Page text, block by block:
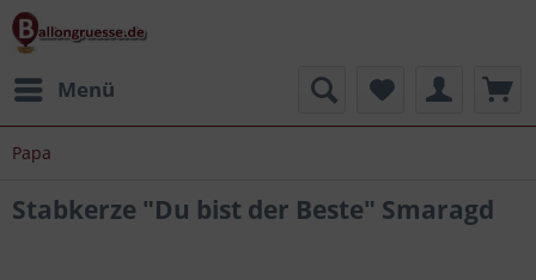
Menü
Papa
Stabkerze "Du bist der Beste" Smaragd